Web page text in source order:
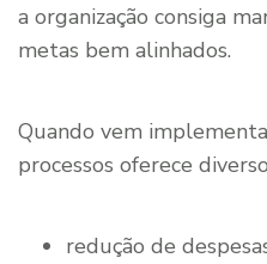
a organização consiga
metas bem alinhados.
Quando vem
processos oferece
redução de